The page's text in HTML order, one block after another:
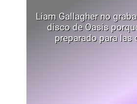
Liam Gallagher no
disco de Oasis
preparado para las